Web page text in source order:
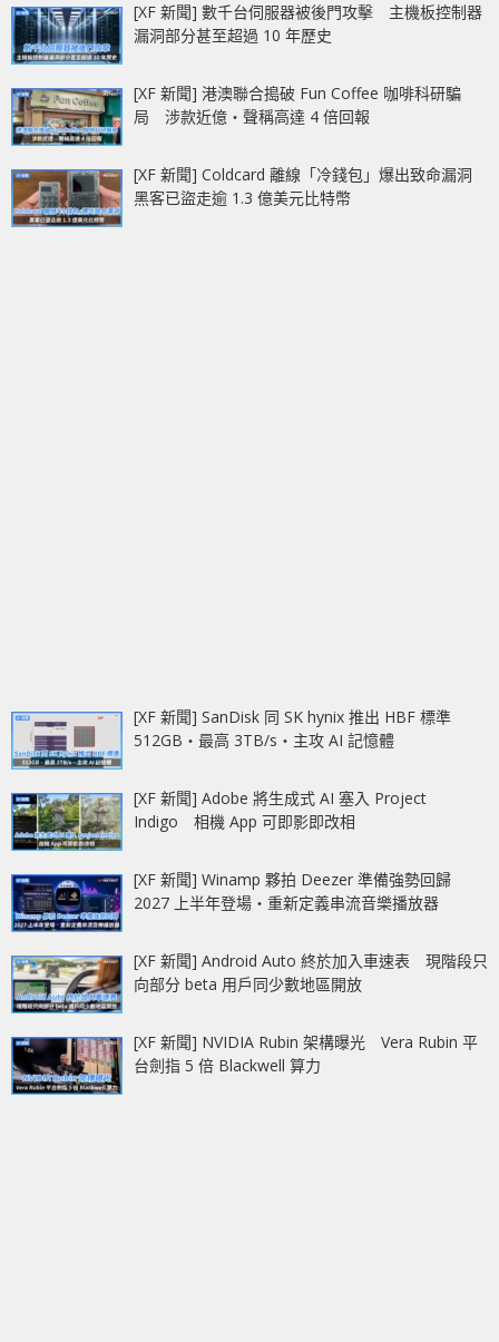
[XF 新聞] 數千台伺服器被後門攻擊 主機板控制器
漏洞部分甚至超過 10 年歷史
[XF 新聞] 港澳聯合搗破 Fun Coffee 咖啡科研騙
局 涉款近億‧聲稱高達 4 倍回報
[XF 新聞] Coldcard 離線「冷錢包」爆出致命漏洞
黑客已盜走逾 1.3 億美元比特幣
[XF 新聞] SanDisk 同 SK hynix 推出 HBF 標準
512GB‧最高 3TB/s‧主攻 AI 記憶體
[XF 新聞] Adobe 將生成式 AI 塞入 Project
Indigo 相機 App 可即影即改相
[XF 新聞] Winamp 夥拍 Deezer 準備強勢回歸
2027 上半年登場‧重新定義串流音樂播放器
[XF 新聞] Android Auto 終於加入車速表 現階段只
向部分 beta 用戶同少數地區開放
[XF 新聞] NVIDIA Rubin 架構曝光 Vera Rubin 平
台劍指 5 倍 Blackwell 算力